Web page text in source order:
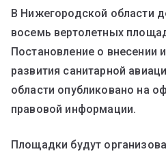
В Нижегородской области
восемь вертолетных
Постановление о внесении
развития санитарной
области опубликовано на
правовой информации.
Площадки будут